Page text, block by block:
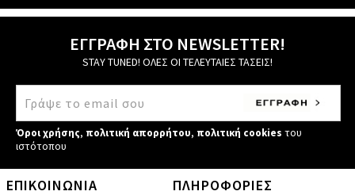
ΕΓΓΡΑΦΗ ΣΤΟ NEWSLETTER!
STAY TUNED! ΟΛΕΣ ΟΙ ΤΕΛΕΥΤΑΙΕΣ ΤΑΣΕΙΣ!
Όροι χρήσης, πολιτική απορρήτου, πολιτική cookies του
ιστότοπου
ΕΠΙΚΟΙΝΩΝΙΑ ΠΛΗΡΟΦΟΡΙΕΣ